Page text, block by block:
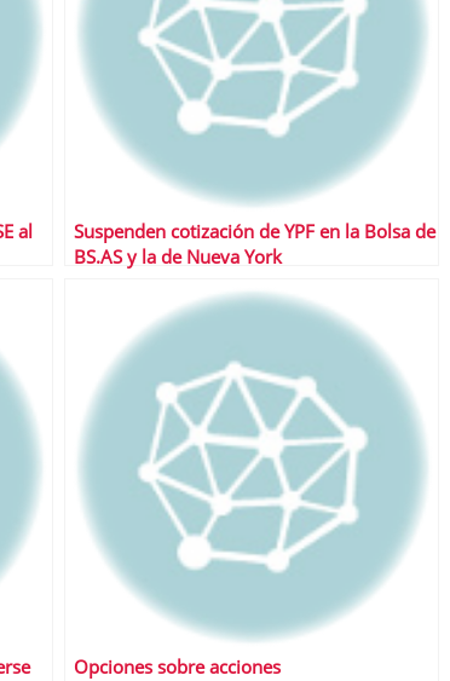
al
Suspenden cotización de YPF en la Bolsa de
BS.AS y la de Nueva York
Opciones sobre acciones